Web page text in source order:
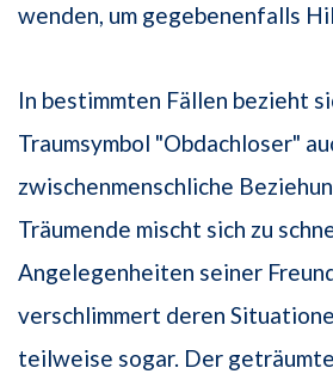
wenden, um gegebenenfalls
In bestimmten Fällen bezieht
Traumsymbol "Obdachloser"
zwischenmenschliche
Träumende mischt sich zu
Angelegenheiten seiner
verschlimmert deren
teilweise sogar. Der